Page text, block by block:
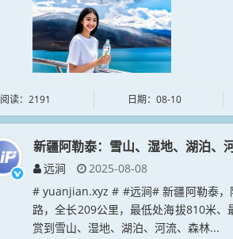
阅读：2191 日期：08-10
新疆阿勒泰：雪山、湿地、湖泊、
远涧
2025-08-08
# yuanjian.xyz # #远涧# 新疆阿勒泰，
路，全长209公里，最低处海拔810米
赏到雪山、湿地、湖泊、河流、森林...